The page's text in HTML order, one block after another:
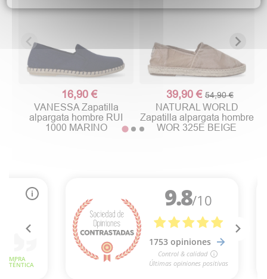
16,90 €
VANESSA Zapatilla
alpargata hombre RUI
1000 MARINO
39,90 € 54,90 €
NATURAL WORLD
Zapatilla alpargata hombre
WOR 325E BEIGE